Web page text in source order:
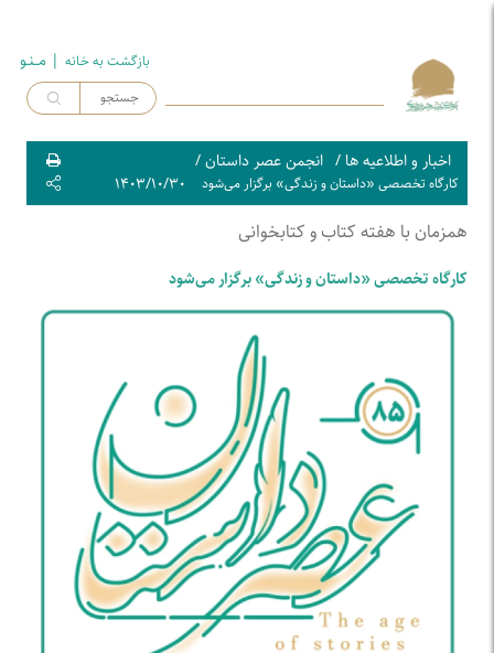
بازگشت به خـانه | مــنـو
اخبار و اطلاعیه ها / انجمن عصر داستان/
کارگاه تخصصی «داستان و زندگی» برگزار می‌شود ۱۴۰۳/۱۰/۳۰
همزمان با هفته کتاب و کتابخوانی
کارگاه تخصصی «داستان و زندگی» برگزار می‌شود